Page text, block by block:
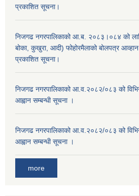
प्रकाशित सूचना।
निजगढ नगरपालिकाको आ.ब. २०८३।०८४ को
बोका, कुखुरा, आदी) फोहोरमैलाको बोलपत्र
प्रकाशित सूचना।
निजगढ नगरपालिकाको आ.व.२०८२/०८३ को
आह्वान सम्बन्धी सूचना ।
निजगढ नगरपालिकाको आ.व.२०८२/०८३ को
आह्वान सम्बन्धी सूचना ।
more